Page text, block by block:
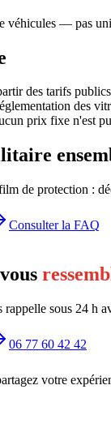
véhicules — pas
des tarifs
des
prix fixe n'est
de protection :
Consulter la FAQ
sous 24 h
06 77 60 42 42
votre